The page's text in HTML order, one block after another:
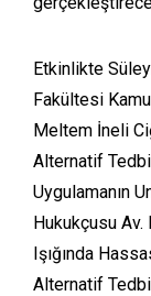
Etkinlikte
Fakültesi
Meltem İneli
Alternatif
Uygulamanın
Hukukçusu Av.
Işığında
Alternatif